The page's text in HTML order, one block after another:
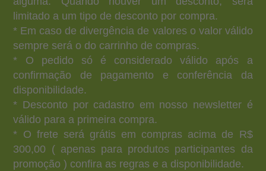
limitado a um tipo de desconto por compra.
* Em caso de divergência de valores o valor válido
sempre será o do carrinho de compras.
* O pedido só é considerado válido após a
confirmação de pagamento e conferência da
disponibilidade.
* Desconto por cadastro em nosso newsletter é
válido para a primeira compra.
* O frete será grátis em compras acima de R$
300,00 ( apenas para produtos participantes da
promoção ) confira as regras e a disponibilidade.